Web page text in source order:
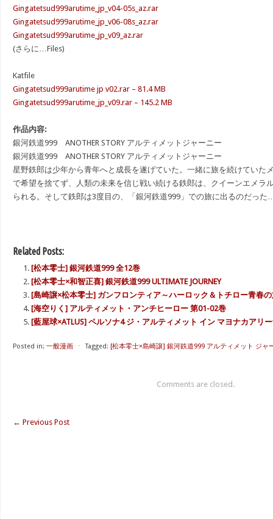
Gingatetsud999arutime_jp_v04-05s_az.rar
Gingatetsud999arutime_jp_v06-08s_az.rar
Gingatetsud999arutime_jp_v09_az.rar
(さらに…Files)
Katfile
Gingatetsud999arutime jp v02.rar – 81.4 MB
Gingatetsud999arutime_jp_v09.rar – 145.2 MB
作品内容:
銀河鉄道999 ANOTHER STORY アルティメットジャーニー
銀河鉄道999 ANOTHER STORY アルティメットジャーニー
星野鉄郎は少年から青年へと成長を遂げていた。一緒に旅を続けていた
で希望を捨てず、人類の未来を信じ戦い続ける鉄郎は、クイーンエメラ
られる。そして鉄郎は3度目の、「銀河鉄道999」での旅に出るのだった
Related Posts:
[松本零士] 銀河鉄道999 全12巻
[松本零士×和智正喜] 銀河鉄道999 ULTIMATE JOURNEY
[島崎譲×松本零士] ガンフロンティア～ハーロック＆トチロー青春
[海空りく] アルティメット・アンチヒーロー 第01-02巻
[藍屋球×ATLUS] ペルソナ4 ジ・アルティメット イン マヨナカアリ
Posted in: 一般漫画 ⋅ Tagged: [松本零士×島崎譲] 銀河鉄道999 アルティメット ジャ
Comments are closed.
← Previous Post